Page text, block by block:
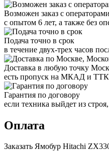
Возможен заказ с операторами
с опытом 6 лет, а также без
Подача точно в срок
в течение двух-трех часов
Доставка в любую точку
есть пропуск на МКАД и ТТК
Гарантия по договору
если техника выйдет из
Оплата
Заказать Ямобур Hitachi